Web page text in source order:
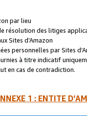
par lieu
résolution des litiges
Sites d’Amazon
personnelles par Sites
à titre indicatif
en cas de contradiction.
1 : ENTITE